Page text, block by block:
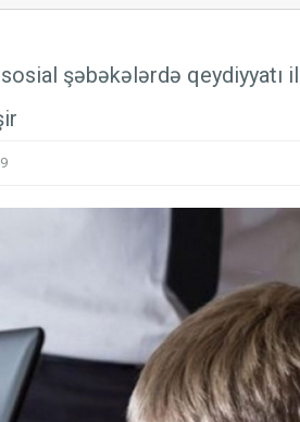
şəbəkələrdə qeydiyyatı